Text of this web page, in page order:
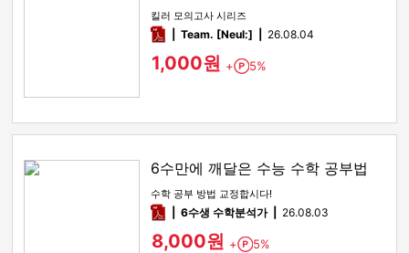
킬러 모의고사 시리즈
pdfTeam. [Neul:] 26.08.04
1,000원 + Point
5%
6수만에 깨달은 수능 수학 공부법
수학 공부 방법 교정합시다!
pdf6수생 수학분석가 26.08.03
8,000원 + Point
5%